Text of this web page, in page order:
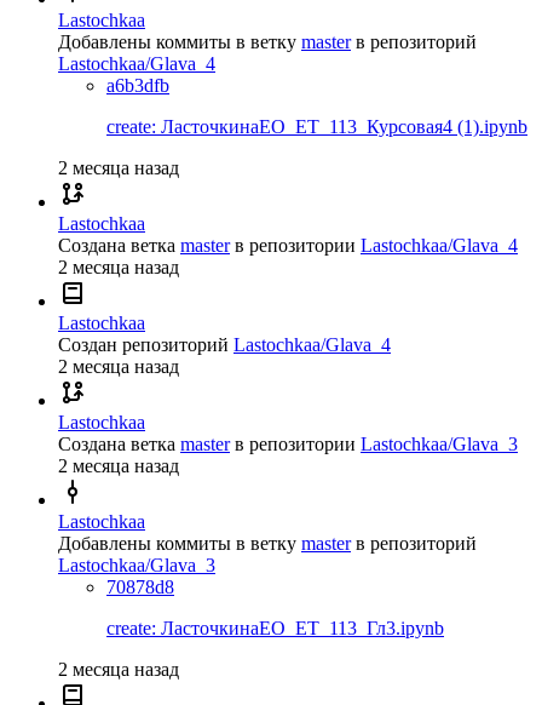
Lastochkaa
Добавлены коммиты в ветку master в репозиторий
Lastochkaa/Glava_4
a6b3dfb
create: ЛасточкинаЕО_ЕТ_113_Курсовая4 (1).ipynb
2 месяца назад
Lastochkaa
Создана ветка master в репозитории Lastochkaa/Glava_4
2 месяца назад
Lastochkaa
Создан репозиторий Lastochkaa/Glava_4
2 месяца назад
Lastochkaa
Создана ветка master в репозитории Lastochkaa/Glava_3
2 месяца назад
Lastochkaa
Добавлены коммиты в ветку master в репозиторий
Lastochkaa/Glava_3
70878d8
create: ЛасточкинаЕО_ЕТ_113_Гл3.ipynb
2 месяца назад